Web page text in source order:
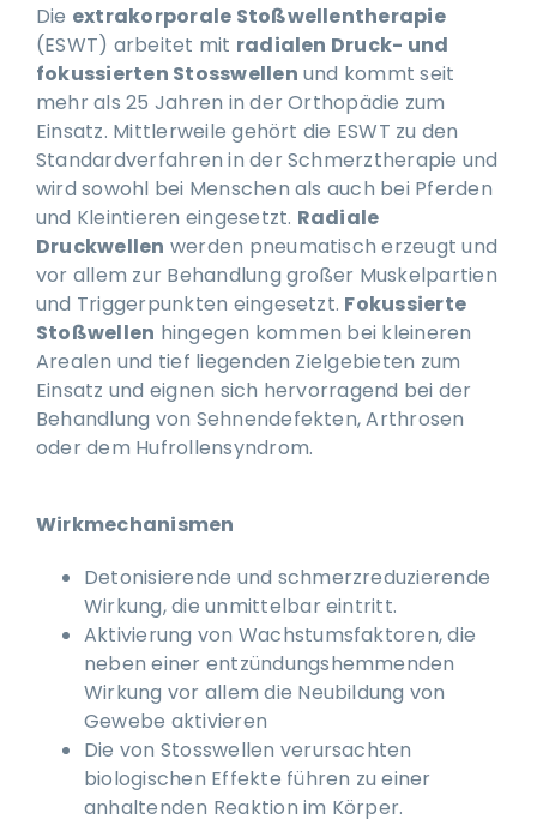
Die extrakorporale Stoßwellentherapie
(ESWT) arbeitet mit radialen Druck- und
fokussierten Stosswellen und kommt seit
mehr als 25 Jahren in der Orthopädie zum
Einsatz. Mittlerweile gehört die ESWT zu den
Standardverfahren in der Schmerztherapie und
wird sowohl bei Menschen als auch bei Pferden
und Kleintieren eingesetzt. Radiale
Druckwellen werden pneumatisch erzeugt und
vor allem zur Behandlung großer Muskelpartien
und Triggerpunkten eingesetzt. Fokussierte
Stoßwellen hingegen kommen bei kleineren
Arealen und tief liegenden Zielgebieten zum
Einsatz und eignen sich hervorragend bei der
Behandlung von Sehnendefekten, Arthrosen
oder dem Hufrollensyndrom.
Wirkmechanismen
Detonisierende und schmerzreduzierende
Wirkung, die unmittelbar eintritt.
Aktivierung von Wachstumsfaktoren, die
neben einer entzündungshemmenden
Wirkung vor allem die Neubildung von
Gewebe aktivieren
Die von Stosswellen verursachten
biologischen Effekte führen zu einer
anhaltenden Reaktion im Körper.